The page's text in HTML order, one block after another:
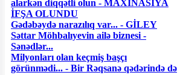
alarkən diqqətli olun - MAXİNASİYA
İFŞA OLUNDU
Gədəbəydə narazılıq var... - GİLEY
Səttar Möhbalıyevin ailə biznesi -
Sənədlər...
Milyonları olan keçmiş başçı
görünmədi... - Bir Rəqsanə qədərində də